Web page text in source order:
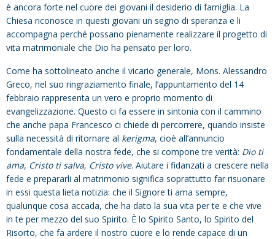
è ancora forte nel cuore dei giovani il desiderio di famiglia. La
Chiesa riconosce in questi giovani un segno di speranza e li
accompagna perché possano pienamente realizzare il progetto di
vita matrimoniale che Dio ha pensato per loro.
Come ha sottolineato anche il vicario generale, Mons. Alessandro
Greco, nel suo ringraziamento finale, l’appuntamento del 14
febbraio rappresenta un vero e proprio momento di
evangelizzazione. Questo ci fa essere in sintonia con il cammino
che anche papa Francesco ci chiede di percorrere, quando insiste
sulla necessità di ritornare al kerigma, cioè all’annuncio
fondamentale della nostra fede, che si compone tre verità: Dio ti
ama, Cristo ti salva, Cristo vive. Aiutare i fidanzati a crescere nella
fede e prepararli al matrimonio significa soprattutto far risuonare
in essi questa lieta notizia: che il Signore ti ama sempre,
qualunque cosa accada, che ha dato la sua vita per te e che vive
in te per mezzo del suo Spirito. È lo Spirito Santo, lo Spirito del
Risorto, che fa ardere il nostro cuore e lo rende capace di un